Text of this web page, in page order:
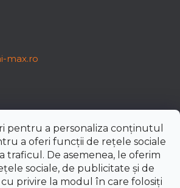
pentru a personaliza conținutul
a oferi funcții de rețele sociale
traficul. De asemenea, le oferim
sociale, de publicitate și de
privire la modul în care folosiți
max.ro